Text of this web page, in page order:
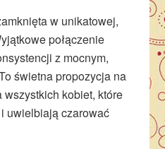
w unikatowej,
połączenie
z mocnym,
świetna propozycja na
kobiet, które
uwielbiają czarować